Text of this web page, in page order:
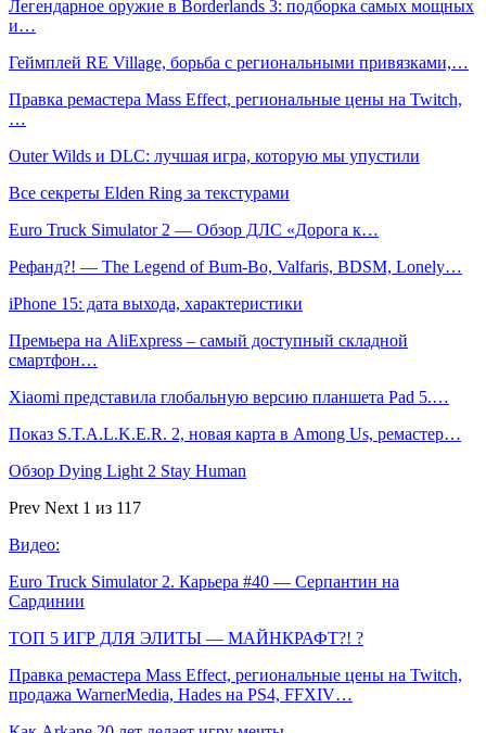
Легендарное оружие в Borderlands 3: подборка самых мощных
и…
Геймплей RE Village, борьба с региональными привязками,…
Правка ремастера Mass Effect, региональные цены на Twitch,
…
Outer Wilds и DLC: лучшая игра, которую мы упустили
Все секреты Elden Ring за текстурами
Euro Truck Simulator 2 — Обзор ДЛС «Дорога к…
Рефанд?! — The Legend of Bum-Bo, Valfaris, BDSM, Lonely…
iPhone 15: дата выхода, характеристики
Премьера на AliExpress – самый доступный складной
смартфон…
Xiaomi представила глобальную версию планшета Pad 5.…
Показ S.T.A.L.K.E.R. 2, новая карта в Among Us, ремастер…
Обзор Dying Light 2 Stay Human
Prev Next 1 из 117
Видео:
Euro Truck Simulator 2. Карьера #40 — Серпантин на
Сардинии
ТОП 5 ИГР ДЛЯ ЭЛИТЫ — МАЙНКРАФТ?! ?
Правка ремастера Mass Effect, региональные цены на Twitch,
продажа WarnerMedia, Hades на PS4, FFXIV…